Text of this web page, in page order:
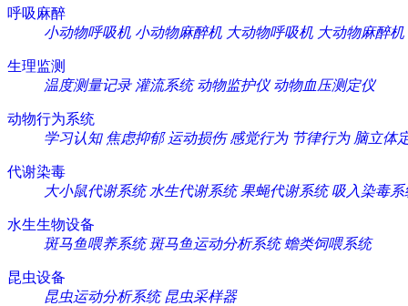
呼吸麻醉
小动物呼吸机 小动物麻醉机 大动物呼吸机 大动物麻醉机
生理监测
温度测量记录 灌流系统 动物监护仪 动物血压测定仪
动物行为系统
学习认知 焦虑抑郁 运动损伤 感觉行为 节律行为 脑立体
代谢染毒
大小鼠代谢系统 水生代谢系统 果蝇代谢系统 吸入染毒系
水生生物设备
斑马鱼喂养系统 斑马鱼运动分析系统 蟾类饲喂系统
昆虫设备
昆虫运动分析系统 昆虫采样器